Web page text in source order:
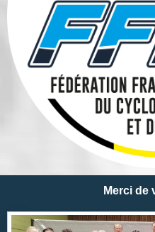
Merci de